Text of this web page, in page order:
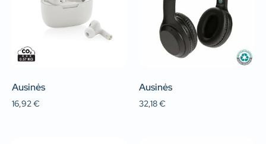
Ausinės
16,92€
Ausinės
32,18€